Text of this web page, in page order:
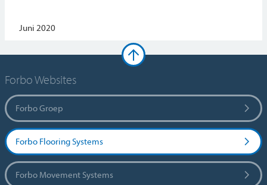
Juni 2020
Forbo Websites
Forbo Groep
Forbo Flooring Systems
Forbo Movement Systems